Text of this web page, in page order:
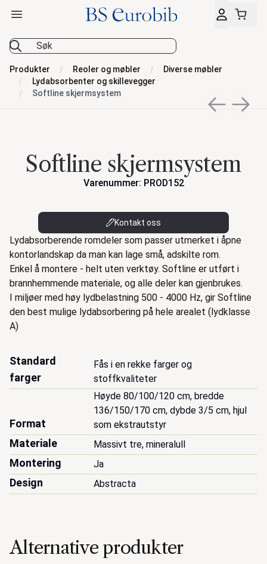
BS Eurobib
Åpne hovedmeny
Produkter Reoler og møbler
Diverse møbler
Lydabsorbenter og skillevegger
Softline skjermsystem
Previous
Next
Softline skjermsystem
Varenummer: PROD152
Kontakt oss
Beskrivelse
Lydabsorberende romdeler som passer utmerket i åpne
kontorlandskap da man kan lage små, adskilte rom.
Enkel å montere - helt uten verktøy. Softline er utført i
brannhemmende materiale, og alle deler kan gjenbrukes.
I miljøer med høy lydbelastning 500 - 4000 Hz, gir Softline
den best mulige lydabsorbering på hele arealet (lydklasse
A)
Standard
farger
Fås i en rekke farger og
stoffkvaliteter
Format
Høyde 80/100/120 cm, bredde
136/150/170 cm, dybde 3/5 cm, hjul
som ekstrautstyr
Materiale Massivt tre, mineralull
Montering Ja
Design Abstracta
Alternative produkter